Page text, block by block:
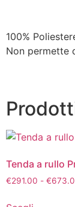
100%
Non permette
Tenda a rullo
€291.00 - €